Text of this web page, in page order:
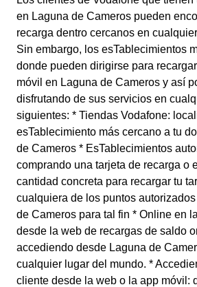
en Laguna de Cameros pueden
recarga dentro cercanos en
Sin embargo, los esTablecimientos
donde pueden dirigirse para
móvil en Laguna de Cameros y así
disfrutando de sus servicios en
siguientes: * Tiendas Vodafone:
esTablecimiento más cercano a tu
de Cameros * EsTablecimientos
comprando una tarjeta de recarga o
cantidad concreta para recargar tu
cualquiera de los puntos
de Cameros para tal fin * Online en
desde la web de recargas de saldo
accediendo desde Laguna de
cualquier lugar del mundo. *
cliente desde la web o la app móvil: